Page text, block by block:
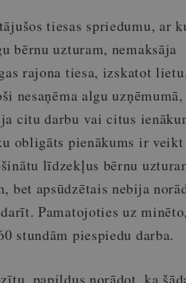
tiesas spriedumu, ar
uzturam, nemaksāja
rajona tiesa, izskatot
nesaņēma algu
citu darbu vai citus
obligāts pienākums ir
līdzekļus bērnu
bet apsūdzētais nebija
Pamatojoties uz
stundām piespiedu darba.
papildus norādot, ka